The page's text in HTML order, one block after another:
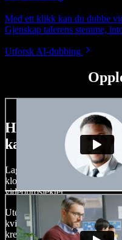
Med ett klikk kan du dubbe
Gjenskap talerens stemme,
Utforsk AI-dubbing
Her er bare en
kan gjøre med
Lag voice-overs, legg til
klon stemmen din for å
videoprosjekter.
Uten læringskurve og med alt
kvitte seg med tradisjonelle
kreative ideene sine.